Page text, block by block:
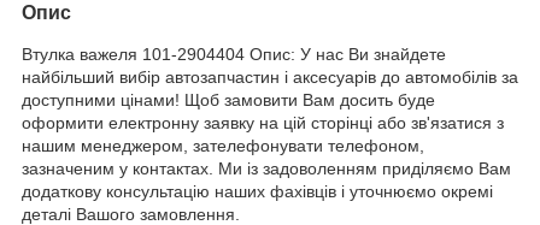
Опис
Втулка важеля 101-2904404 Опис: У нас Ви знайдете
найбільший вибір автозапчастин і аксесуарів до автомобілів за
доступними цінами! Щоб замовити Вам досить буде
оформити електронну заявку на цій сторінці або зв'язатися з
нашим менеджером, зателефонувати телефоном,
зазначеним у контактах. Ми із задоволенням приділяємо Вам
додаткову консультацію наших фахівців і уточнюємо окремі
деталі Вашого замовлення.